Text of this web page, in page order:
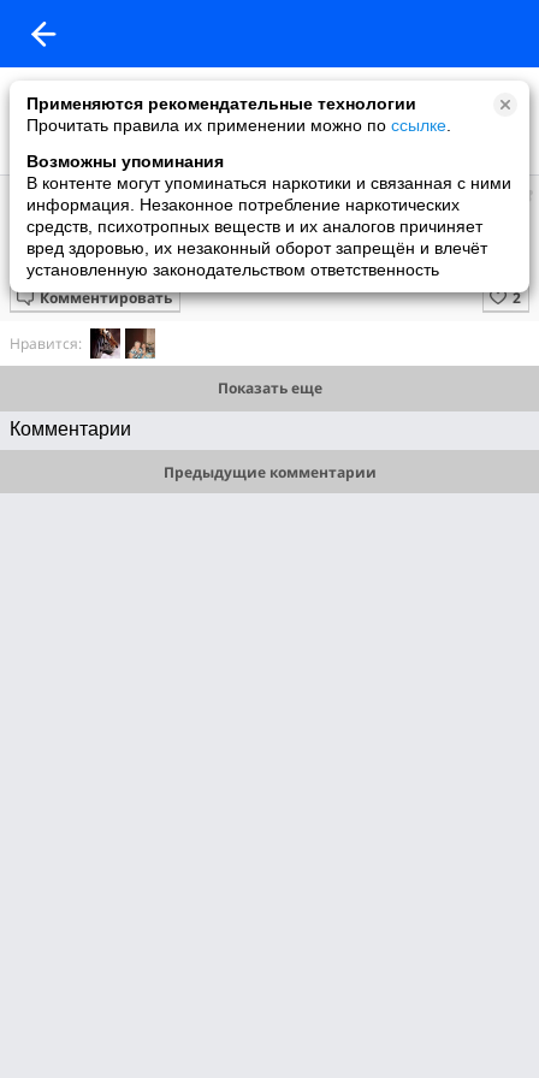
Применяются рекомендательные технологии
Прочитать правила их применении можно по ссылке
Возможны упоминания
В контенте могут упоминаться наркотики и связанная с ними
информация. Незаконное потребление наркотических
средств, психотропных веществ и их аналогов причиняет
вред здоровью, их незаконный оборот запрещён и влечёт
установленную законодательством ответственность
Супер топ
добавил видео
12 июня
Подборка милых моментов
Комментировать
Нравится:
Показать еще
Комментарии
Предыдущие комментарии